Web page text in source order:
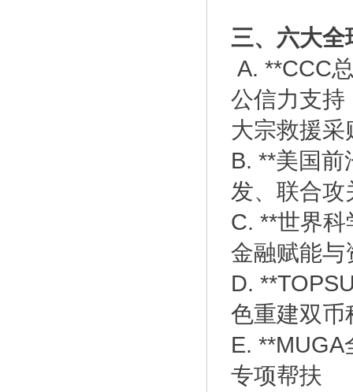
三、六大全
A. **CCC
公信力支持
大宗救援
B. **美国
发、联合
C. **世界
金融赋能
D.
色重建双
E.
专项帮扶